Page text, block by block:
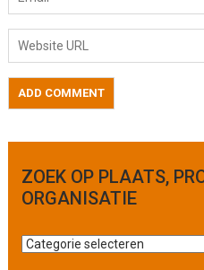
ZOEK OP PLAATS,
ORGANISATIE
Z